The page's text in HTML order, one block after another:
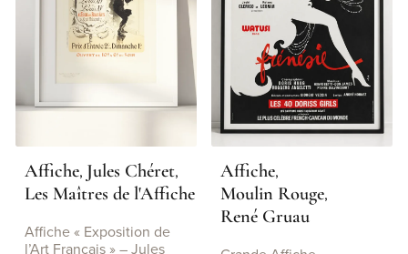
Affiche, Jules Chéret,
Les Maîtres de l'Affiche
Affiche « Exposition de
l’Art Français » – Jules
Affiche,
Moulin Rouge,
René Gruau